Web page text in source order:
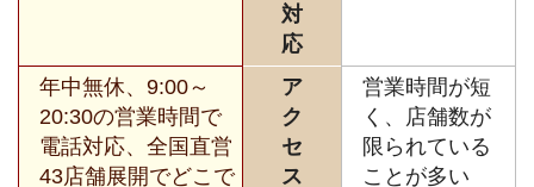
対
応
年中無休、9:00～
20:30の営業時間で
電話対応、全国直営
43店舗展開でどこで
ア
ク
セ
ス
営業時間が短
く、店舗数が
限られている
ことが多い